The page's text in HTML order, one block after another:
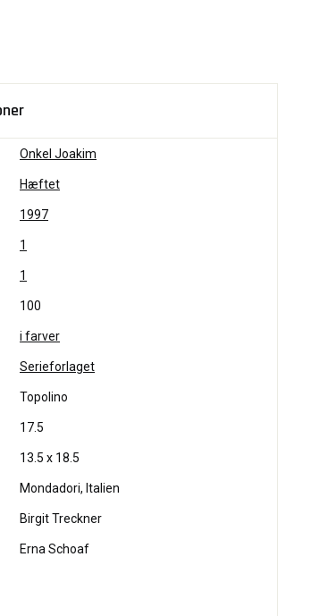
Onkel Joakim
Hæftet
1997
1
1
100
i farver
Serieforlaget
Topolino
17.5
13.5 x 18.5
Mondadori, Italien
Birgit Treckner
Erna Schoaf